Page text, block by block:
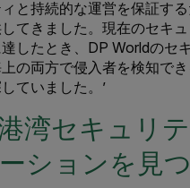
と持続的な運営を保証す
てきました。現在のセキ
したとき、DP Worldのセ
の両方で侵入者を検知で
ていました。’
湾セキュリ
ションを見